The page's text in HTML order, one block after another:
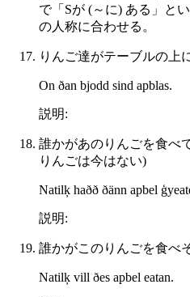
で「Sが (～に) ある」と
の人称に合わせる。
りんご達がテーブルの上
On ðan bjodd sind apblas.
説明:
誰かがあのりんごを食べ
りんごは今はない)
Natilķ haðð ðänn apbel
説明:
誰かがこのりんごを食べ
Natilķ vill ðes apbel eatan.